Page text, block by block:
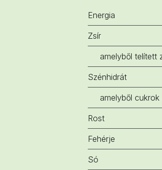
Energia
Zsír
amelyből telített
Szénhidrát
amelyből cukrok
Rost
Fehérje
Só